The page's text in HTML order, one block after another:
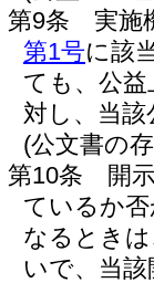
第9条
実施
第1号に該
ても、公
対し、当
(公文書の
第10条
開
ているか
なるとき
いで、当